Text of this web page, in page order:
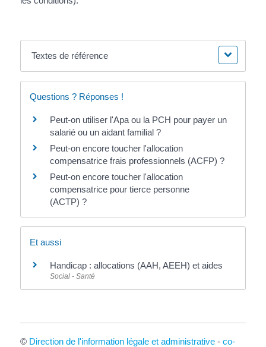
Textes de référence
Questions ? Réponses !
Peut-on utiliser l'Apa ou la PCH pour payer un
salarié ou un aidant familial ?
Peut-on encore toucher l'allocation
compensatrice frais professionnels (ACFP) ?
Peut-on encore toucher l'allocation
compensatrice pour tierce personne
(ACTP) ?
Et aussi
Handicap : allocations (AAH, AEEH) et aides
Social - Santé
© Direction de l'information légale et administrative- co-